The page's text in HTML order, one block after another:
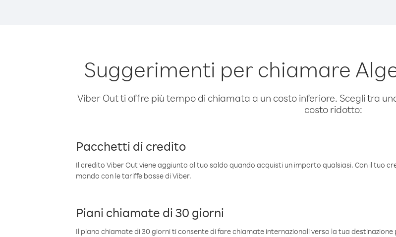
Suggerimenti per chiamare
Viber Out ti offre più tempo di chiamata a un costo inferiore. Scegli tra
costo ridotto:
Pacchetti di credito
Il credito Viber Out viene aggiunto al tuo saldo quando acquisti un importo qualsiasi. Con il tuo
mondo con le tariffe basse di Viber.
Piani chiamate di 30 giorni
Il piano chiamate di 30 giorni ti consente di fare chiamate internazionali verso la tua